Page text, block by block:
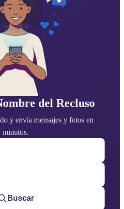
del Recluso
y envía mensajes y fotos en
minutos.
Buscar